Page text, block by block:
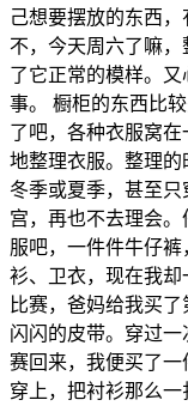
己想要摆放的东西
不，今天周六了嘛
了它正常的模样。
事。 橱柜的东西比
了吧，各种衣服窝
地整理衣服。整理
冬季或夏季，甚至
宫，再也不去理会
服吧，一件件牛仔裤
衫、卫衣，现在我
比赛，爸妈给我买
闪闪的皮带。穿过
赛回来，我便买了一
穿上，把衬衫那么一